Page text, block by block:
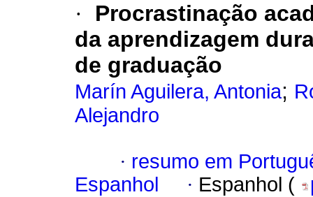
·
Procrastinação
da aprendizagem
de graduação
Marín Aguilera, Antonia;
Alejandro
· resumo em
Espanhol
· Espanhol (